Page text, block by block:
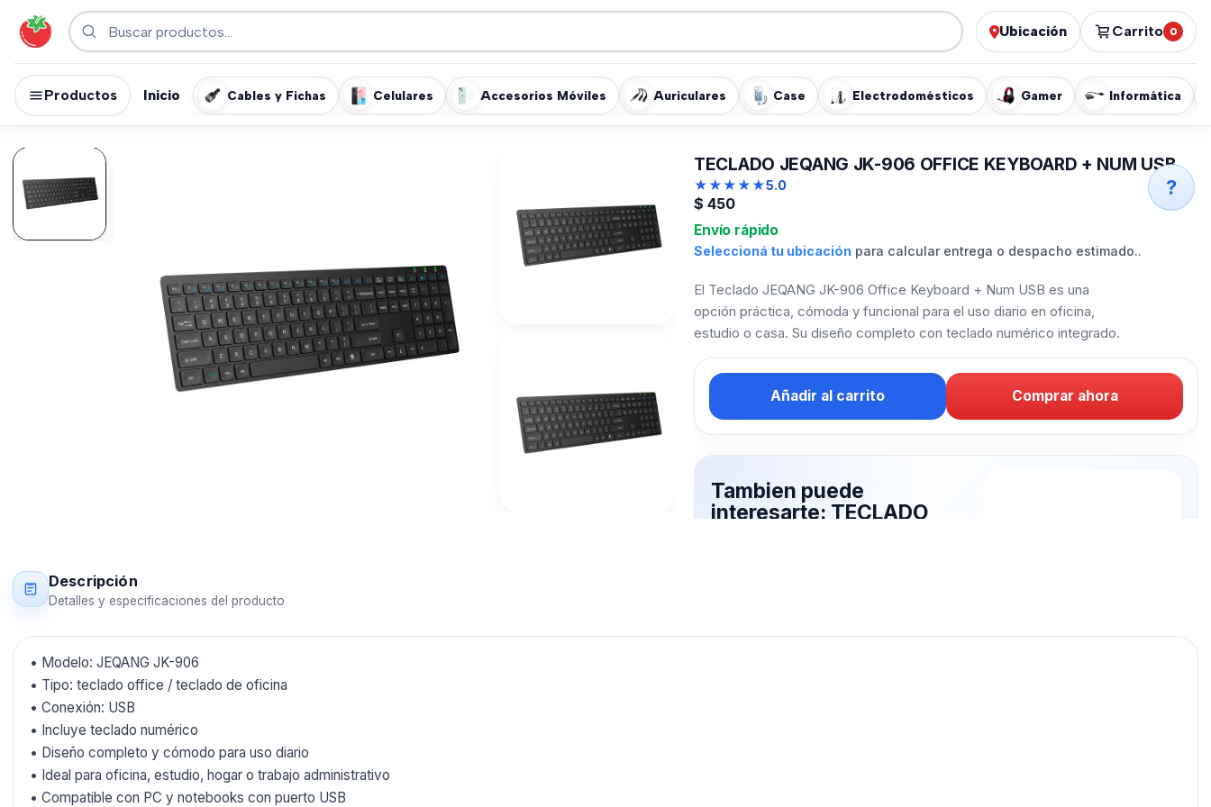
Ubicación Carrito 0
Productos Inicio Cables y Fichas Celulares Accesorios Móviles Auriculares Case Electrodomésticos Gamer Informática
TECLADO JEQANG JK-906 OFFICE KEYBOARD + NUM USB
★★★★★5.0
$ 450
Envío rápido
Seleccioná tu ubicación para calcular entrega o despacho estimado..
El Teclado JEQANG JK-906 Office Keyboard + Num USB es una
opción práctica, cómoda y funcional para el uso diario en oficina,
estudio o casa. Su diseño completo con teclado numérico integrado.
Añadir al carrito Comprar ahora
Tambien puede
interesarte: TECLADO
Descripción
Detalles y especificaciones del producto
• Modelo: JEQANG JK-906
• Tipo: teclado office / teclado de oficina
• Conexión: USB
• Incluye teclado numérico
• Diseño completo y cómodo para uso diario
• Ideal para oficina, estudio, hogar o trabajo administrativo
• Compatible con PC y notebooks con puerto USB
?